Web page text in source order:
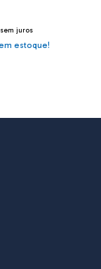
sem juros
estoque!